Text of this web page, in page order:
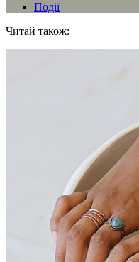
Події
Читай також: